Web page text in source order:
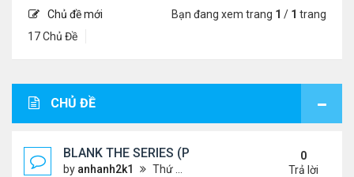
Chủ đề mới
17 Chủ Đề
Bạn đang xem trang 1 / 1 trang
CHỦ ĐỀ
BLANK THE SERIES (PHẦN 2)
by anhanh2k1 Thứ 4 Tháng 5 29, 2024 3:16 am
0
Trả lời